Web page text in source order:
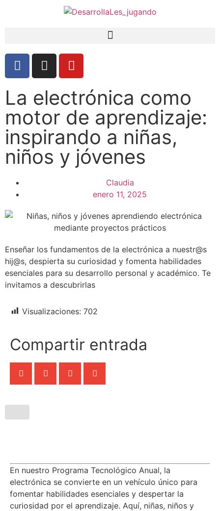
La electrónica como
motor de aprendizaje:
inspirando a niñas,
niños y jóvenes
Claudia
enero 11, 2025
Enseñar los fundamentos de la electrónica a nuestr@s
hij@s, despierta su curiosidad y fomenta habilidades
esenciales para su desarrollo personal y académico. Te
invitamos a descubrirlas
Visualizaciones: 702
Compartir entrada
En nuestro Programa Tecnológico Anual, la
electrónica se convierte en un vehículo único para
fomentar habilidades esenciales y despertar la
curiosidad por el aprendizaje. Aquí, niñas, niños y